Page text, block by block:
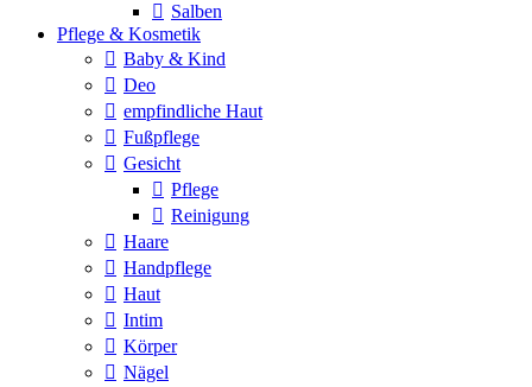
Salben
Pflege & Kosmetik
Baby & Kind
Deo
empfindliche Haut
Fußpflege
Gesicht
Pflege
Reinigung
Haare
Handpflege
Haut
Intim
Körper
Nägel